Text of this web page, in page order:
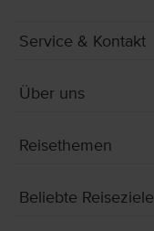
Service & Kontakt
Über uns
Reisethemen
Beliebte Reiseziele